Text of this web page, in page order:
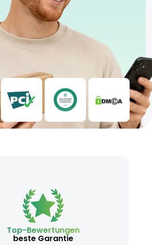
lagern
Nutzer geeignet
unter ärztlicher Aufsicht empfohlen
Top-Bewertungen
beste Garantie